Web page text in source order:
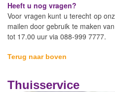
Heeft u nog vragen?
Voor vragen kunt u terecht op
mailen door gebruik te maken
tot 17.00 uur via 088-999 7777.
Terug naar boven
Thuisservice